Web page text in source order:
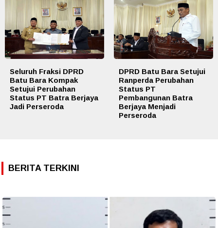
Seluruh Fraksi DPRD
Batu Bara Kompak
Setujui Perubahan
Status PT Batra Berjaya
Jadi Perseroda
DPRD Batu Bara Setujui
Ranperda Perubahan
Status PT
Pembangunan Batra
Berjaya Menjadi
Perseroda
BERITA TERKINI